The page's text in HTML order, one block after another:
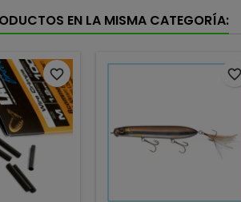
EN LA MISMA CATEGORÍA:
favorite_border favorite_border